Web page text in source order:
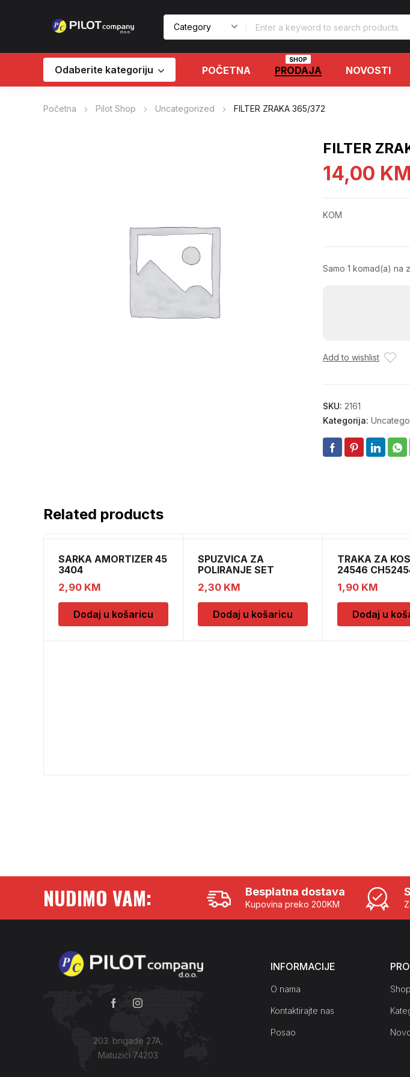
Odaberite kategoriju POČETNA PRODAJA
SHOP
NOVOSTI
Početna Pilot Shop Uncategorized FILTER ZRAKA 365/372
FILTER
14,00 KM
KOM
Samo 1 komad(a) na
Add to wishlist
SKU: 2161
Kategorija:
Related products
SARKA AMORTIZER 45
3404
2,90 KM
Dodaj u košaricu
SPUZVICA ZA
POLIRANJE SET
2,30 KM
Dodaj u košaricu
TRAKA ZA
24546
1,90 KM
Dodaj u
NUDIMO VAM: Besplatna dostava
Kupovina preko 200KM
203. brigade 27A,
Matuzići 74203
INFORMACIJE
O nama
Kontaktirajte nas
Posao
Shop